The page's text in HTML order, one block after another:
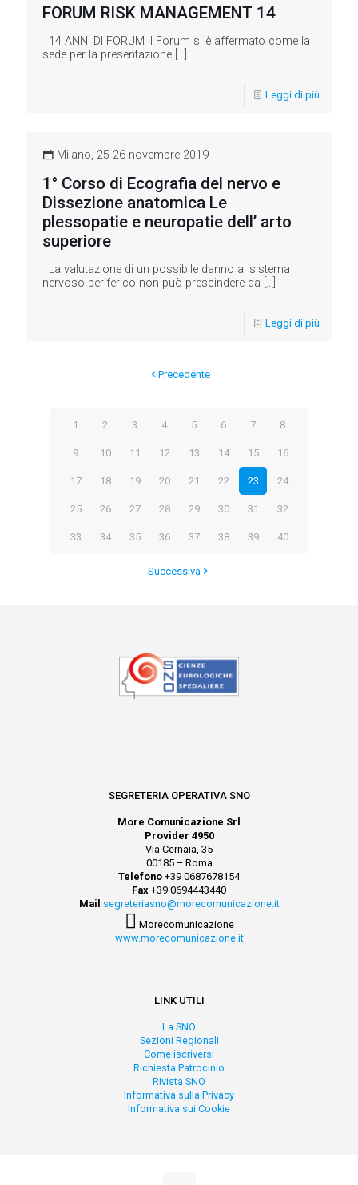
FORUM RISK MANAGEMENT 14
14 ANNI DI FORUM Il Forum si è affermato come la
sede per la presentazione […]
Leggi di più
Milano, 25-26 novembre 2019
1° Corso di Ecografia del nervo e
Dissezione anatomica Le
plessopatie e neuropatie dell’ arto
superiore
La valutazione di un possibile danno al sistema
nervoso periferico non può prescindere da […]
Leggi di più
Precedente
1 2 3 4 5 6 7 8
9 10 11 12 13 14 15 16
17 18 19 20 21 22 23 24
25 26 27 28 29 30 31 32
33 34 35 36 37 38 39 40
Successiva
SEGRETERIA OPERATIVA SNO
More Comunicazione Srl
Provider 4950
Via Cernaia, 35
00185 – Roma
Telefono +39 0687678154
Fax +39 0694443440
Mail segreteriasno@morecomunicazione.it
Morecomunicazione
www.morecomunicazione.it
LINK UTILI
La SNO
Sezioni Regionali
Come iscriversi
Richiesta Patrocinio
Rivista SNO
Informativa sulla Privacy
Informativa sui Cookie